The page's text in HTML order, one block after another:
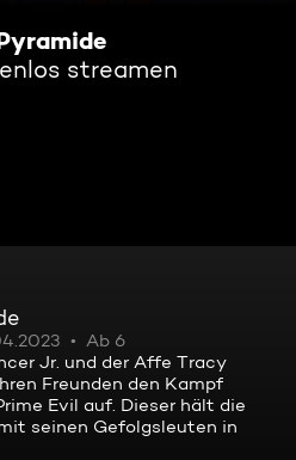
streamen
Ab 6
Jr. und der Affe Tracy
Freunden den Kampf
Evil auf. Dieser hält die
seinen Gefolgsleuten in